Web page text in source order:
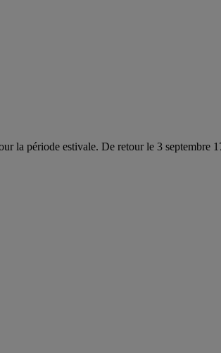
la période estivale. De retour le 3 septembre